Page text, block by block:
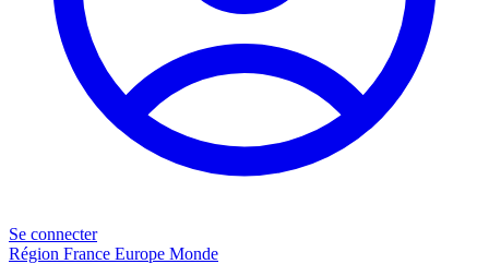
Se connecter
Région France Europe Monde